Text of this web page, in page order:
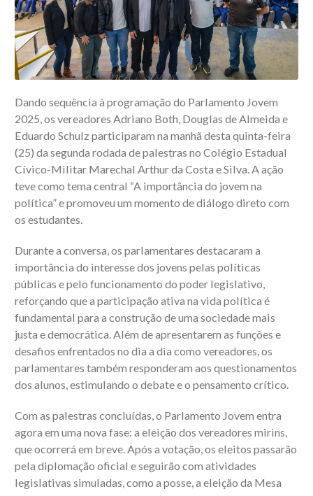
Dando sequência à programação do Parlamento Jovem
2025, os vereadores Adriano Both, Douglas de Almeida e
Eduardo Schulz participaram na manhã desta quinta-feira
(25) da segunda rodada de palestras no Colégio Estadual
Cívico-Militar Marechal Arthur da Costa e Silva. A ação
teve como tema central “A importância do jovem na
política” e promoveu um momento de diálogo direto com
os estudantes.
Durante a conversa, os parlamentares destacaram a
importância do interesse dos jovens pelas políticas
públicas e pelo funcionamento do poder legislativo,
reforçando que a participação ativa na vida política é
fundamental para a construção de uma sociedade mais
justa e democrática. Além de apresentarem as funções e
desafios enfrentados no dia a dia como vereadores, os
parlamentares também responderam aos questionamentos
dos alunos, estimulando o debate e o pensamento crítico.
Com as palestras concluídas, o Parlamento Jovem entra
agora em uma nova fase: a eleição dos vereadores mirins,
que ocorrerá em breve. Após a votação, os eleitos passarão
pela diplomação oficial e seguirão com atividades
legislativas simuladas, como a posse, a eleição da Mesa